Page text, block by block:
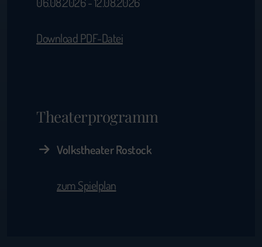
Download PDF-Datei
Theaterprogramm
Volkstheater Rostock
zum Spielplan